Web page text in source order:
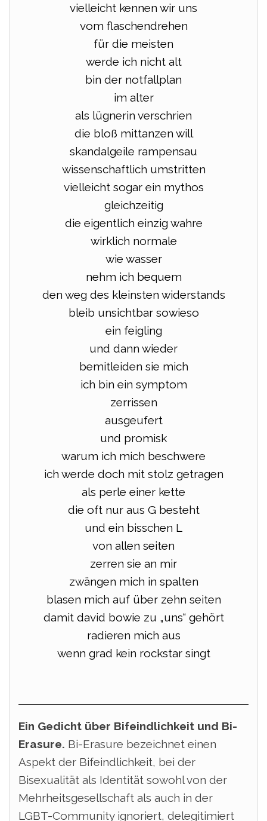
vielleicht kennen wir uns
vom flaschendrehen
für die meisten
werde ich nicht alt
bin der notfallplan
im alter
als lügnerin verschrien
die bloß mittanzen will
skandalgeile rampensau
wissenschaftlich umstritten
vielleicht sogar ein mythos
gleichzeitig
die eigentlich einzig wahre
wirklich normale
wie wasser
nehm ich bequem
den weg des kleinsten widerstands
bleib unsichtbar sowieso
ein feigling
und dann wieder
bemitleiden sie mich
ich bin ein symptom
zerrissen
ausgeufert
und promisk
warum ich mich beschwere
ich werde doch mit stolz getragen
als perle einer kette
die oft nur aus G besteht
und ein bisschen L
von allen seiten
zerren sie an mir
zwängen mich in spalten
blasen mich auf über zehn seiten
damit david bowie zu „uns“ gehört
radieren mich aus
wenn grad kein rockstar singt
Ein Gedicht über Bifeindlichkeit und Bi-
Erasure. Bi-Erasure bezeichnet einen
Aspekt der Bifeindlichkeit, bei der
Bisexualität als Identität sowohl von der
Mehrheitsgesellschaft als auch in der
LGBT-Community ignoriert, delegitimiert